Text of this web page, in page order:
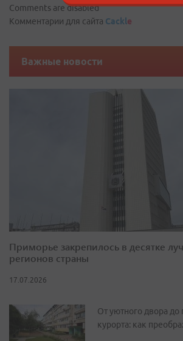
Comments are disabled
Комментарии для сайта Cackle
Важные новости
Приморье закрепилось в десятке
регионов страны
17.07.2026
От уютного двора
курорта: как